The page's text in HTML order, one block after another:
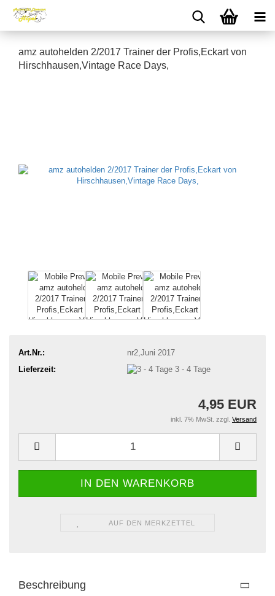
amz autohelden 2/2017 Trainer der Profis,Eckart von
Hirschhausen,Vintage Race Days,
Art.Nr.:
nr2,Juni 2017
Lieferzeit:
3 - 4 Tage
4,95 EUR
inkl. 7% MwSt. zzgl. Versand
AUF DEN MERKZETTEL
Beschreibung